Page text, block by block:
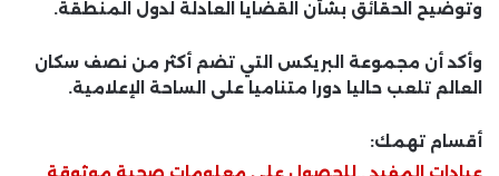
وتوضيح الحقائق بشأن القضايا العادلة لدول المنطقة.
وأكد أن مجموعة البريكس التي تضم أكثر من نصف سكان
العالم تلعب حاليا دورا متناميا على الساحة الإعلامية.
أقسام تهمك: